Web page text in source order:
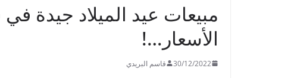
مبيعات عيد الميلاد جيدة
الأسعار…!
30/12/2022 قاسم البريدي